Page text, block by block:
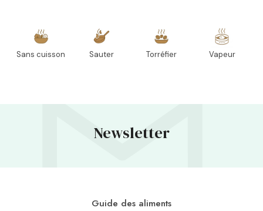
Sans cuisson Sauter Torréfier Vapeur
Newsletter
Guide des aliments